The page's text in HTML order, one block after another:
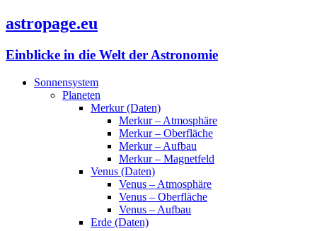
astropage.eu
Einblicke in die Welt der Astronomie
Sonnensystem
Planeten
Merkur (Daten)
Merkur – Atmosphäre
Merkur – Oberfläche
Merkur – Aufbau
Merkur – Magnetfeld
Venus (Daten)
Venus – Atmosphäre
Venus – Oberfläche
Venus – Aufbau
Erde (Daten)